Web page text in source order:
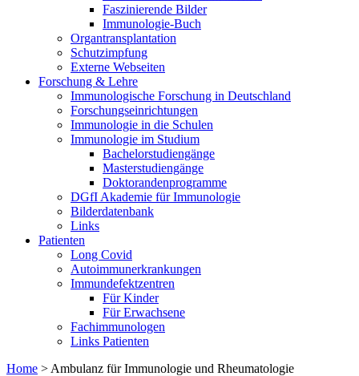
Faszinierende Bilder
Immunologie-Buch
Organtransplantation
Schutzimpfung
Externe Webseiten
Forschung & Lehre
Immunologische Forschung in Deutschland
Forschungseinrichtungen
Immunologie in die Schulen
Immunologie im Studium
Bachelorstudiengänge
Masterstudiengänge
Doktorandenprogramme
DGfI Akademie für Immunologie
Bilderdatenbank
Links
Patienten
Long Covid
Autoimmunerkrankungen
Immundefektzentren
Für Kinder
Für Erwachsene
Fachimmunologen
Links Patienten
Home > Ambulanz für Immunologie und Rheumatologie